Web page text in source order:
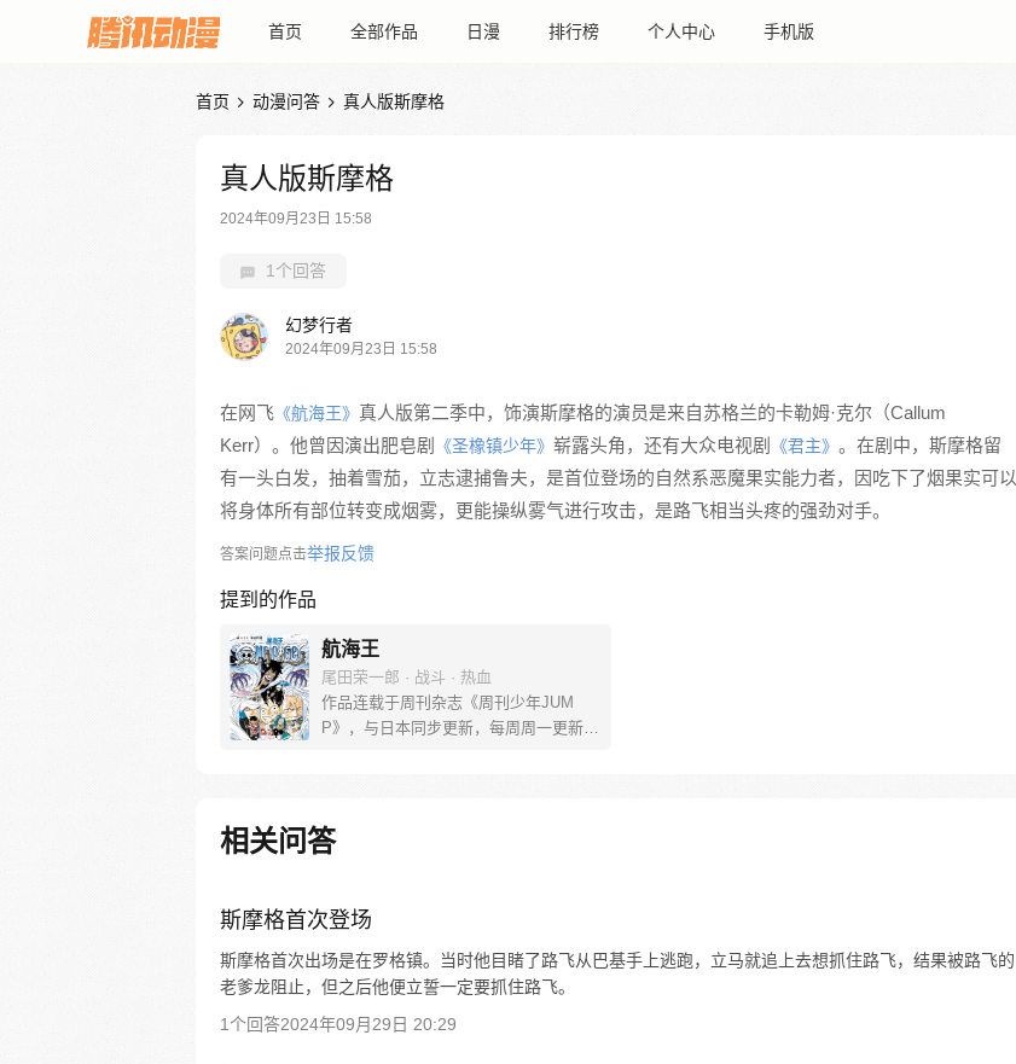
首页 全部作品 日漫 排行榜 个人中心 手机版
首页  动漫问答  真人版斯摩格
真人版斯摩格
2024年09月23日 15:58
1个回答
幻梦行者
2024年09月23日 15:58
在网飞 《航海王》 真人版第二季中，饰演斯摩格的演员是来自苏格兰的卡勒姆·克尔（Callum
Kerr）。他曾因演出肥皂剧
《圣橡镇少年》 崭露头角，还有大众电视剧 《君主》 。在剧中，斯摩格留
有一头白发，抽着雪茄，立志逮捕鲁夫，是首位登场的自然系恶魔果实能力者，因吃下了烟果实可以
将身体所有部位转变成烟雾，更能操纵雾气进行攻击，是路飞相当头疼的强劲对手。
答案问题点击举报反馈
提到的作品
航海王
尾田荣一郎 · 战斗 · 热血
作品连载于周刊杂志《周刊少年JUM
P》，与日本同步更新，每周周一更新。
子无法游泳的代价。十年后，路飞为实
现与因救他而断臂的杰克斯的约定而出
的冒险旅程！
相关问答
斯摩格首次登场
斯摩格首次出场是在罗格镇。当时他目睹了路飞从巴基手上逃跑，立马就追上去想抓住路飞，结果被路飞的
老爹龙阻止，但之后他便立誓一定要抓住路飞。
1个回答2024年09月29日 20:29